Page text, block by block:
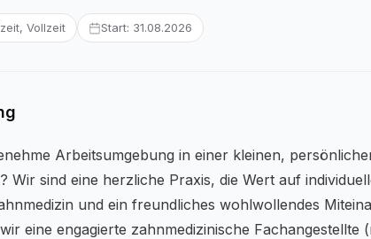
Vollzeit Start: 31.08.2026
Arbeitsumgebung in einer kleinen,
Wir sind eine herzliche Praxis, die Wert auf
und ein freundliches wohlwollendes
eine engagierte zahnmedizinische Fachangestellte